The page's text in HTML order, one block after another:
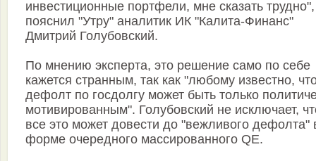
инвестиционные портфели, мне сказать
пояснил "Утру" аналитик ИК "Калита-Финанс"
Дмитрий Голубовский.
По мнению эксперта, это решение само по себе
кажется странным, так как "любому известно,
дефолт по госдолгу может быть только
мотивированным". Голубовский не исключает,
все это может довести до "вежливого дефолта"
форме очередного массированного QE.